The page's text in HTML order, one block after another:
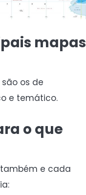
mapas
os de
e temático.
o que
e cada